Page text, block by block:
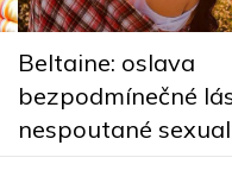
Beltaine: oslava
bezpodmínečné
nespoutané